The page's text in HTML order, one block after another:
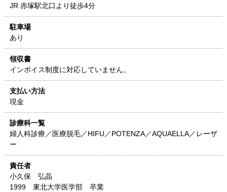
JR 赤塚駅北口より徒歩4分
駐車場
あり
領収書
インボイス制度に対応していません。
支払い方法
現金
診療科一覧
婦人科診療／医療脱毛／HIFU／POTENZA／AQUAELLA／レーザ
ー
責任者
小久保 弘晶
1999 東北大学医学部 卒業